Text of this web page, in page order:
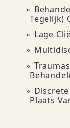
Tegelijk)
Lage
Plaats